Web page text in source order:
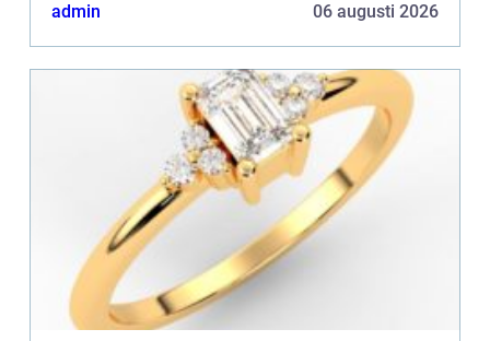
admin 06 augusti 2026